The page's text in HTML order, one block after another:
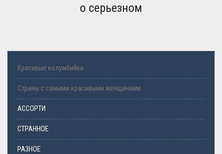
о серьезном
Красивые колумбийки
Страны с самыми красивыми женщинами
АССОРТИ
СТРАННОЕ
РАЗНОЕ